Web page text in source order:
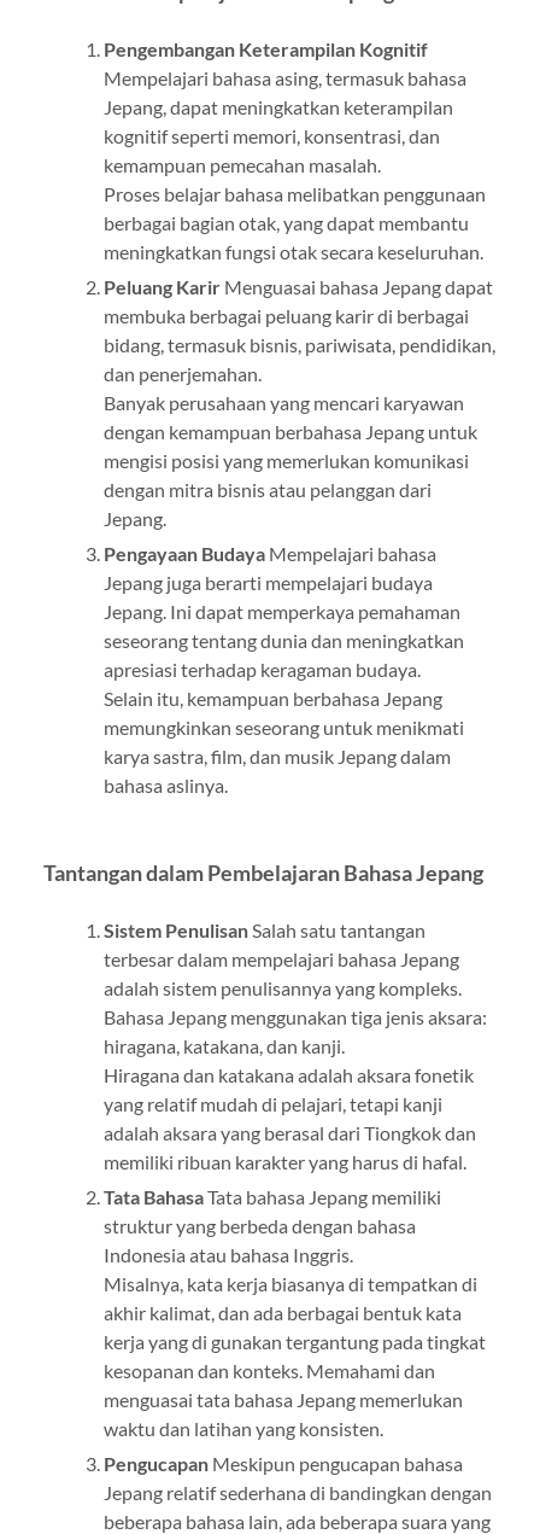
Pengembangan Keterampilan Kognitif
Mempelajari bahasa asing, termasuk bahasa
Jepang, dapat meningkatkan keterampilan
kognitif seperti memori, konsentrasi, dan
kemampuan pemecahan masalah.
Proses belajar bahasa melibatkan penggunaan
berbagai bagian otak, yang dapat membantu
meningkatkan fungsi otak secara keseluruhan.
Peluang KarirMenguasai bahasa Jepang dapat
membuka berbagai peluang karir di berbagai
bidang, termasuk bisnis, pariwisata, pendidikan,
dan penerjemahan.
Banyak perusahaan yang mencari karyawan
dengan kemampuan berbahasa Jepang untuk
mengisi posisi yang memerlukan komunikasi
dengan mitra bisnis atau pelanggan dari
Jepang.
Pengayaan BudayaMempelajari bahasa
Jepang juga berarti mempelajari budaya
Jepang. Ini dapat memperkaya pemahaman
seseorang tentang dunia dan meningkatkan
apresiasi terhadap keragaman budaya.
Selain itu, kemampuan berbahasa Jepang
memungkinkan seseorang untuk menikmati
karya sastra, film, dan musik Jepang dalam
bahasa aslinya.
Tantangan dalam Pembelajaran Bahasa Jepang
Sistem PenulisanSalah satu tantangan
terbesar dalam mempelajari bahasa Jepang
adalah sistem penulisannya yang kompleks.
Bahasa Jepang menggunakan tiga jenis aksara:
hiragana, katakana, dan kanji.
Hiragana dan katakana adalah aksara fonetik
yang relatif mudah di pelajari, tetapi kanji
adalah aksara yang berasal dari Tiongkok dan
memiliki ribuan karakter yang harus di hafal.
Tata BahasaTata bahasa Jepang memiliki
struktur yang berbeda dengan bahasa
Indonesia atau bahasa Inggris.
Misalnya, kata kerja biasanya di tempatkan di
akhir kalimat, dan ada berbagai bentuk kata
kerja yang di gunakan tergantung pada tingkat
kesopanan dan konteks. Memahami dan
menguasai tata bahasa Jepang memerlukan
waktu dan latihan yang konsisten.
PengucapanMeskipun pengucapan bahasa
Jepang relatif sederhana di bandingkan dengan
beberapa bahasa lain, ada beberapa suara yang